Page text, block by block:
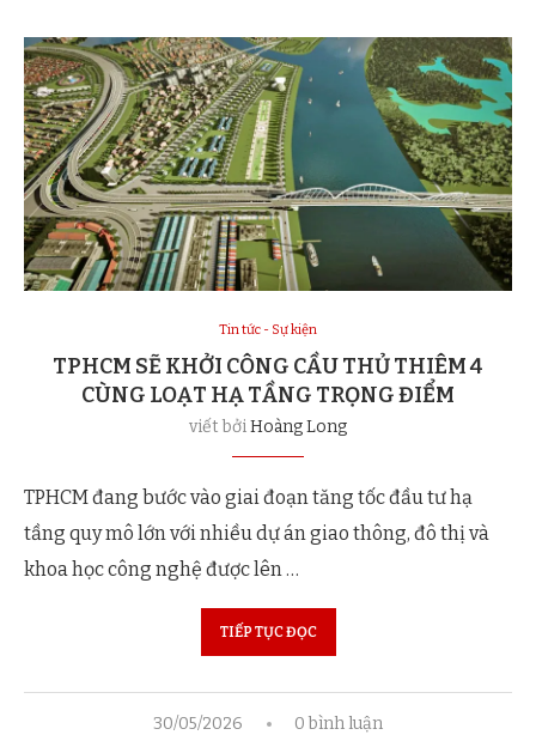
Tin tức - Sự kiện
TPHCM SẼ KHỞI CÔNG CẦU THỦ THIÊM 4
CÙNG LOẠT HẠ TẦNG TRỌNG ĐIỂM
viết bởiHoàng Long
TPHCM đang bước vào giai đoạn tăng tốc đầu tư hạ
tầng quy mô lớn với nhiều dự án giao thông, đô thị và
khoa học công nghệ được lên …
TIẾP TỤC ĐỌC
30/05/2026 0 bình luận